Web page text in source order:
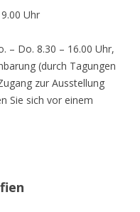
Uhr
– Do. 8.30 – 16.00 Uhr,
(durch Tagungen
zur Ausstellung
Sie sich vor einem